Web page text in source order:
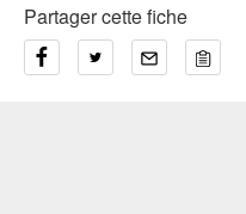
Partager cette fiche